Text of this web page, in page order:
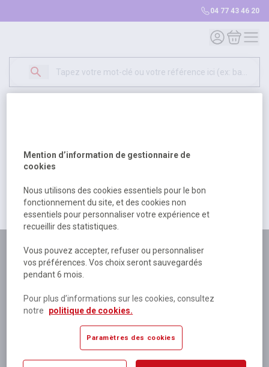
04 77 43 46 20
Mon compte
Mon
500
excuser pour la gêne occasionée.
Retour Retour à l'accueil
Plus de 180 personnes
à votre écoute
Plus de 80 000 références
disponibles
Expédition le jour même
si validation avant 12h
satisfaction totale
Mention d’information de gestionnaire de
cookies
Nous utilisons des cookies essentiels pour le bon
fonctionnement du site, et des cookies non
essentiels pour personnaliser votre expérience et
recueillir des statistiques.
Vous pouvez accepter, refuser ou personnaliser
vos préférences. Vos choix seront sauvegardés
pendant 6 mois.
Pour plus d’informations sur les cookies, consultez
notre
politique de cookies.
Paramètres des cookies